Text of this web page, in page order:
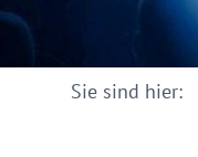
Sie sind hier: